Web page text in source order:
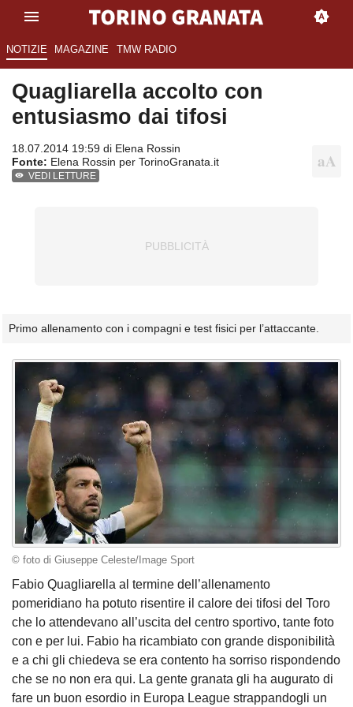
NOTIZIE MAGAZINE TMW RADIO
Quagliarella accolto con
entusiasmo dai tifosi
18.07.2014 19:59 di Elena Rossin
Fonte: Elena Rossin per TorinoGranata.it
VEDI LETTURE
Primo allenamento con i compagni e test fisici per l’attaccante.
© foto di Giuseppe Celeste/Image Sport
Fabio Quagliarella al termine dell’allenamento
pomeridiano ha potuto risentire il calore dei tifosi del Toro
che lo attendevano all’uscita del centro sportivo, tante foto
con e per lui. Fabio ha ricambiato con grande disponibilità
e a chi gli chiedeva se era contento ha sorriso rispondendo
che se no non era qui. La gente granata gli ha augurato di
fare un buon esordio in Europa League strappandogli un